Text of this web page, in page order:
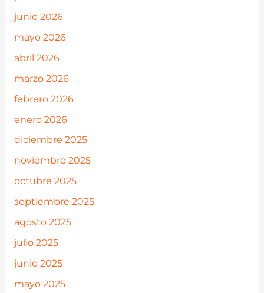
junio 2026
mayo 2026
abril 2026
marzo 2026
febrero 2026
enero 2026
diciembre 2025
noviembre 2025
octubre 2025
septiembre 2025
agosto 2025
julio 2025
junio 2025
mayo 2025